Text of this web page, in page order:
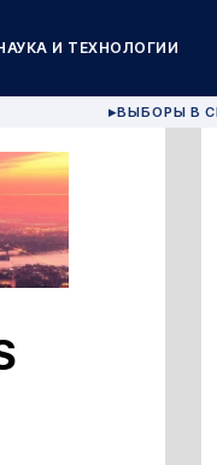
И ТЕХНОЛОГИИ
▶ВЫБОРЫ В